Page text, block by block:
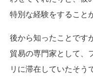
特別な経験をすること
後から知ったことです
貿易の専門家として、
リに滞在していたそう